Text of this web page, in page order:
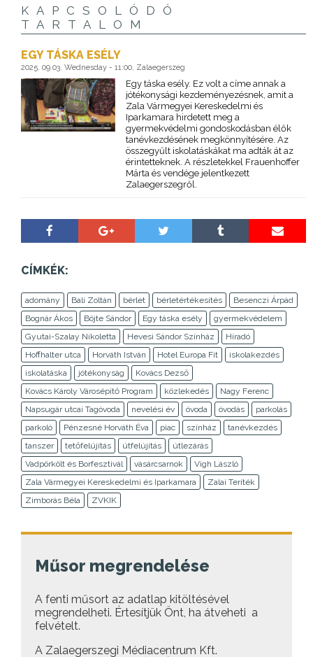
KAPCSOLÓDÓ
TARTALOM
EGY TÁSKA ESÉLY
2025. 09 03. Wednesday - 11:00, Zalaegerszeg
Egy táska esély. Ez volt a címe annak a
jótékonysági kezdeményezésnek, amit a
Zala Vármegyei Kereskedelmi és
Iparkamara hirdetett meg a
gyermekvédelmi gondoskodásban élők
tanévkezdésének megkönnyítésére. Az
összegyűlt iskolatáskákat ma adták át az
érintetteknek. A részletekkel Frauenhoffer
Márta és vendége jelentkezett
Zalaegerszegről.
CÍMKÉK:
adomány Bali Zoltán bérlet bérletértékesítés
Besenczi Árpád
Bognár Ákos
Böjte Sándor Egy táska esély
gyermekvédelem
Gyutai-Szalay Nikoletta
Hevesi Sándor Színház
Híradó
Hoffhalter utca
Horváth István Hotel Europa Fit
iskolakezdés
iskolatáska
jótékonyság
Kovács Dezső
Kovács Károly Városépítő Program
közlekedés
Nagy Ferenc
Napsugár utcai Tagóvoda
nevelési év óvoda óvodás
parkolás
parkoló
Pénzesné Horváth Éva piac színház
tanévkezdés
tanszer
tetőfelújítás útfelújítás
útlezárás
Vadpörkölt és Borfesztivál
vásárcsarnok
Vigh László
Zala Vármegyei Kereskedelmi és Iparkamara
Zalai Teríték
Zimborás Béla
ZVKIK
Műsor megrendelése
A fenti műsort az adatlap kitöltésével
megrendelheti. Értesítjük Önt, ha átveheti a
felvételt.
A Zalaegerszegi Médiacentrum Kft.